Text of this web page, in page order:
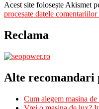
Acest site folosește Akismet
procesate datele comentariilor
Reclama
Alte recomandari
Cum alegem masina